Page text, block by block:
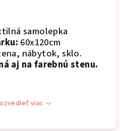
samolepka
60x120cm
nábytok, sklo.
aj na farebnú stenu.
viac